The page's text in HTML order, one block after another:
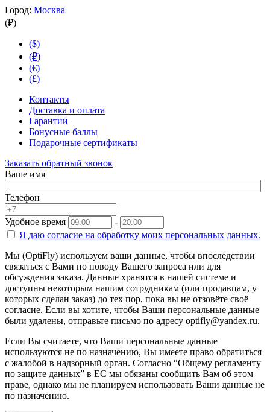
Город: Москва
(₽)
($)
(₽)
(€)
(£)
Контакты
Доставка и оплата
Гарантии
Бонусные баллы
Подарочные сертификаты
Заказать обратный звонок
Ваше имя
Телефон
Удобное время
-
Я даю согласие на обработку моих персональных данных.
Мы (OptiFly) используем ваши данные, чтобы впоследствии
связаться с Вами по поводу Вашего запроса или для
обсуждения заказа. Данные хранятся в нашей системе и
доступны некоторым нашим сотрудникам (или продавцам, у
которых сделан заказ) до тех пор, пока вы не отзовёте своё
согласие. Если вы хотите, чтобы Ваши персональные данные
были удалены, отправьте письмо по адресу optifly@yandex.ru.
Если Вы считаете, что Ваши персональные данные
используются не по назначению, Вы имеете право обратиться
с жалобой в надзорный орган. Согласно “Общему регламенту
по защите данных” в ЕС мы обязаны сообщить Вам об этом
праве, однако мы не планируем использовать Ваши данные не
по назначению.